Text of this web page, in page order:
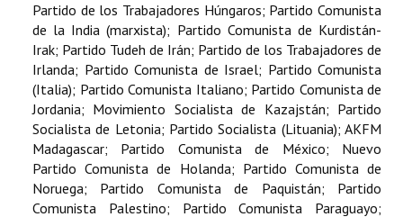
Partido de los Trabajadores Húngaros; Partido Comunista
de la India (marxista); Partido Comunista de Kurdistán-
Irak; Partido Tudeh de Irán; Partido de los Trabajadores de
Irlanda; Partido Comunista de Israel; Partido Comunista
(Italia); Partido Comunista Italiano; Partido Comunista de
Jordania; Movimiento Socialista de Kazajstán; Partido
Socialista de Letonia; Partido Socialista (Lituania); AKFM
Madagascar; Partido Comunista de México; Nuevo
Partido Comunista de Holanda; Partido Comunista de
Noruega; Partido Comunista de Paquistán; Partido
Comunista Palestino; Partido Comunista Paraguayo;